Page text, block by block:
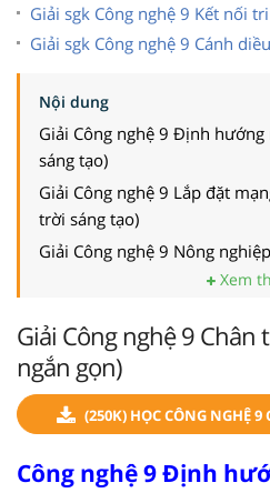
Giải sgk Công nghệ 9 Kết nối
Giải sgk Công nghệ 9 Cánh diều
Nội dung
Giải Công nghệ 9 Định
sáng tạo)
Giải Công nghệ 9 Lắp đặt
trời sáng tạo)
Giải Công nghệ 9 Nông
Xem
Giải Công nghệ 9 Chân
ngắn gọn)
(250K) HỌC CÔNG NGHỆ 9
Công nghệ 9 Định